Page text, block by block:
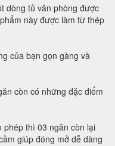
dòng tủ văn phòng được
này được làm từ thép
của bạn gọn gàng và
còn có những đặc điểm
phép thì 03 ngăn còn lại
giúp đóng mở dễ dàng